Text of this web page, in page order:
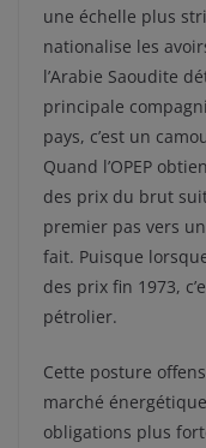
une échelle plus
nationalise les
l’Arabie Saoudite
principale
pays, c’est un
Quand l’OPEP
des prix du brut
premier pas vers
fait. Puisque
des prix fin 1973,
pétrolier.
Cette posture
marché
obligations plus